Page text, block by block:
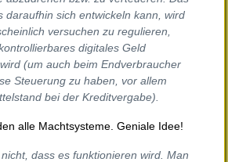
daraufhin sich entwickeln kann, wird
versuchen zu regulieren,
digitales Geld
(um auch beim Endverbraucher
Steuerung zu haben, vor allem
bei der Kreditvergabe).
alle Machtsysteme. Geniale Idee!
dass es funktionieren wird. Man